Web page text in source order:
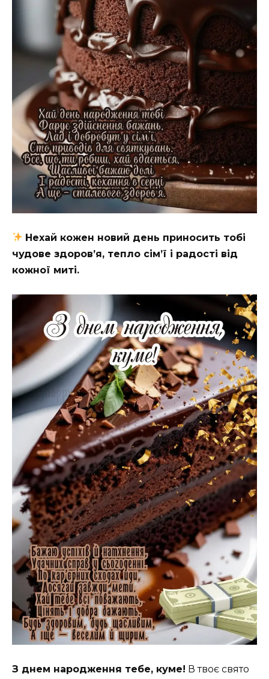
Нехай кожен новий день приносить тобі
чудове здоров’я, тепло сім’ї і радості від
кожної миті.
З днем народження тебе, куме! В твоє свято